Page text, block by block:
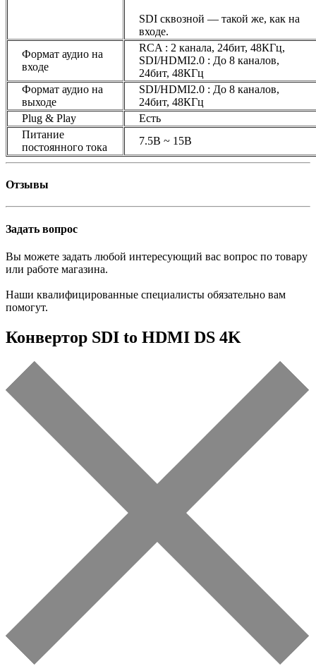
SDI сквозной — такой же, как на
входе.
Формат аудио на
входе
RCA : 2 канала, 24бит, 48КГц,
SDI/HDMI2.0 : До 8 каналов,
24бит, 48КГц
Формат аудио на
выходе
SDI/HDMI2.0 : До 8 каналов,
24бит, 48КГц
Plug & Play
Есть
Питание
постоянного тока
7.5В ~ 15В
Отзывы
Задать вопрос
Вы можете задать любой интересующий вас вопрос по товару
или работе магазина.
Наши квалифицированные специалисты обязательно вам
помогут.
Конвертор SDI to HDMI DS 4K